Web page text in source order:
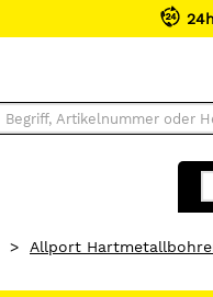
24h
> Allport